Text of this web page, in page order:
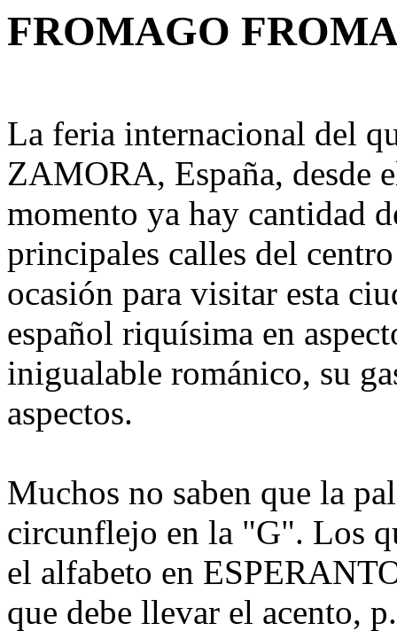
FROMAGO
La feria internacional del
ZAMORA, España, desde
momento ya hay cantidad
principales calles del
ocasión para visitar esta
español riquísima en
inigualable románico, su
aspectos.
Muchos no saben que la
circunflejo en la "G". Los
el alfabeto en
que debe llevar el acento,